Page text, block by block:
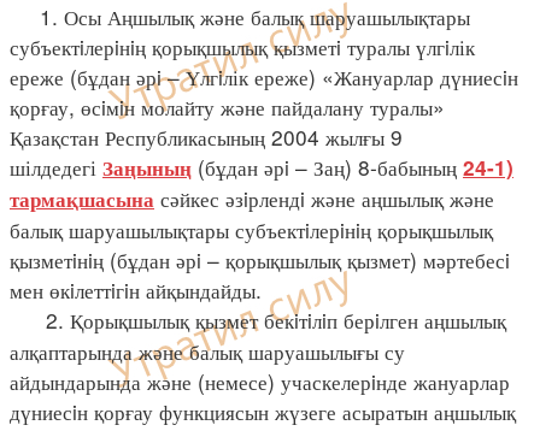
1. Осы Аңшылық және балық шаруашылықтары
субъектiлерiнiң қорықшылық қызметi туралы үлгiлік
ереже (бұдан әрi – Үлгiлік ереже) «Жануарлар дүниесiн
қорғау, өсiмiн молайту және пайдалану туралы»
Қазақстан Республикасының 2004 жылғы 9
шілдедегі Заңының (бұдан әрi – Заң) 8-бабының 24-1)
тармақшасына сәйкес әзiрлендi және аңшылық және
балық шаруашылықтары субъектiлерiнiң қорықшылық
қызметiнiң (бұдан әрi – қорықшылық қызмет) мәртебесi
мен өкiлеттiгiн айқындайды.
2. Қорықшылық қызмет бекiтiлiп берiлген аңшылық
алқаптарында және балық шаруашылығы су
айдындарында және (немесе) учаскелерiнде жануарлар
дүниесiн қорғау функциясын жүзеге асыратын аңшылық